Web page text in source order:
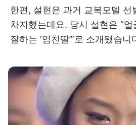
한편, 설현은 과거 교복모델 선
차지했는데요. 당시 설현은 “
잘하는 ‘엄친딸’”로 소개됐습니